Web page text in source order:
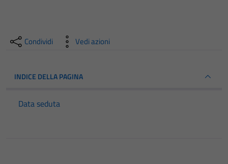
Condividi Vedi azioni
INDICE DELLA PAGINA
Data seduta